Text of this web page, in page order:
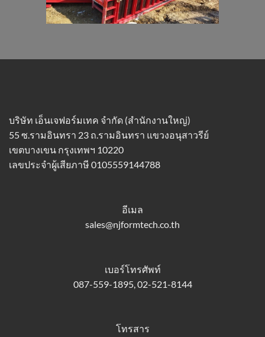
บริษัท เอ็นเจฟอร์มเทค จำกัด (สำนักงานใหญ่)
55 ซ.รามอินทรา 23 ถ.รามอินทรา แขวงอนุสาวรีย์
เขตบางเขน กรุงเทพฯ 10220
เลขประจำผู้เสียภาษี 0105559144788
อีเมล
sales@njformtech.co.th
เบอร์โทรศัพท์
087-559-1895, 02-521-8144
โทรสาร